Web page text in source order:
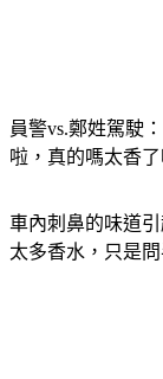
員警vs.鄭姓駕駛
啦，真的嗎太香了
車內刺鼻的味道
太多香水，只是